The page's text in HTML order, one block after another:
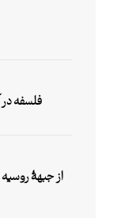
فلسفه
از جبهۀ